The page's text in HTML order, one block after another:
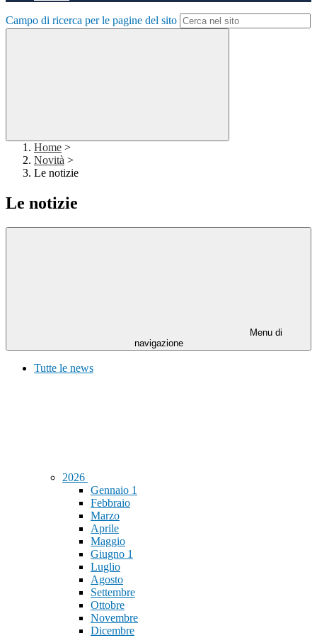
Campo di ricerca per le pagine del sito
Home >
Novità >
Le notizie
Le notizie
Menu di
navigazione
Tutte le news
2026
Gennaio 1
Febbraio
Marzo
Aprile
Maggio
Giugno 1
Luglio
Agosto
Settembre
Ottobre
Novembre
Dicembre